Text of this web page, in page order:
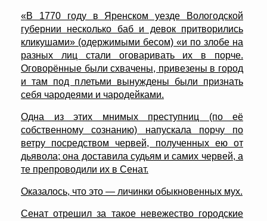
«В 1770 году в Яренском уезде Вологодской
губернии несколько баб и девок притворились
кликушами» (одержимыми бесом) «и по злобе на
разных лиц стали оговаривать их в порче.
Оговорённые были схвачены, привезены в город
и там под плетьми вынуждены были признать
себя чародеями и чародейками.
Одна из этих мнимых преступниц (по её
собственному сознанию) напускала порчу по
ветру посредством червей, полученных ею от
дьявола; она доставила судьям и самих червей, а
те препроводили их в Сенат.
Оказалось, что это — личинки обыкновенных мух.
Сенат отрешил за такое невежество городские